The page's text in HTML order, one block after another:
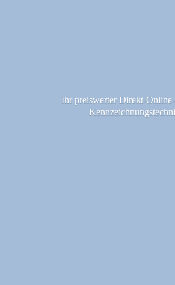
Ihr preiswerter Direkt-